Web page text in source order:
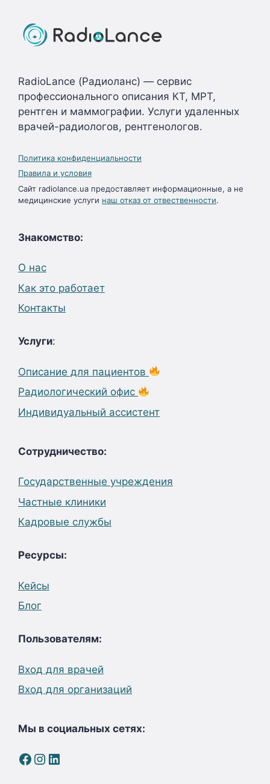
RadioLance (Радиоланс) — сервис
профессионального описания КТ, МРТ,
рентген и маммографии. Услуги удаленных
врачей-радиологов, рентгенологов.
Политика конфиденциальности
Правила и условия
Сайт radiolance.ua предоставляет информационные, а не
медицинские услуги наш отказ от отвественности.
Знакомство:
О нас
Как это работает
Контакты
Услуги:
Описание для пациентов
Радиологический офис
Индивидуальный ассистент
Сотрудничество:
Государственные учреждения
Частные клиники
Кадровые службы
Ресурсы:
Кейсы
Блог
Пользователям:
Вход для врачей
Вход для организаций
Мы в социальных сетях:
Facebook
Instagram
LinkedIn